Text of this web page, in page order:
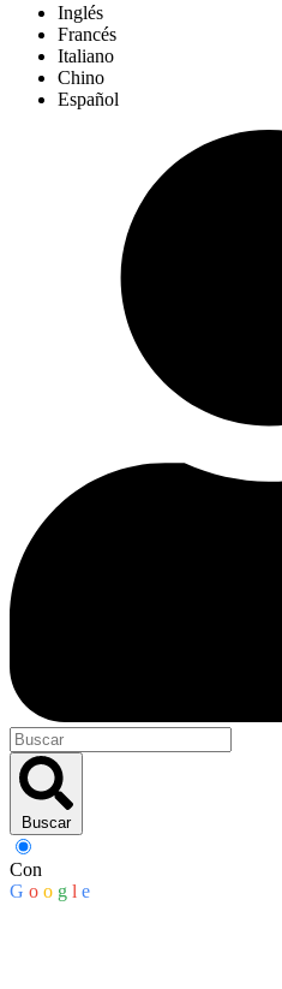
Inglés
Francés
Italiano
Chino
Español
Buscar
Con
G o o g l e